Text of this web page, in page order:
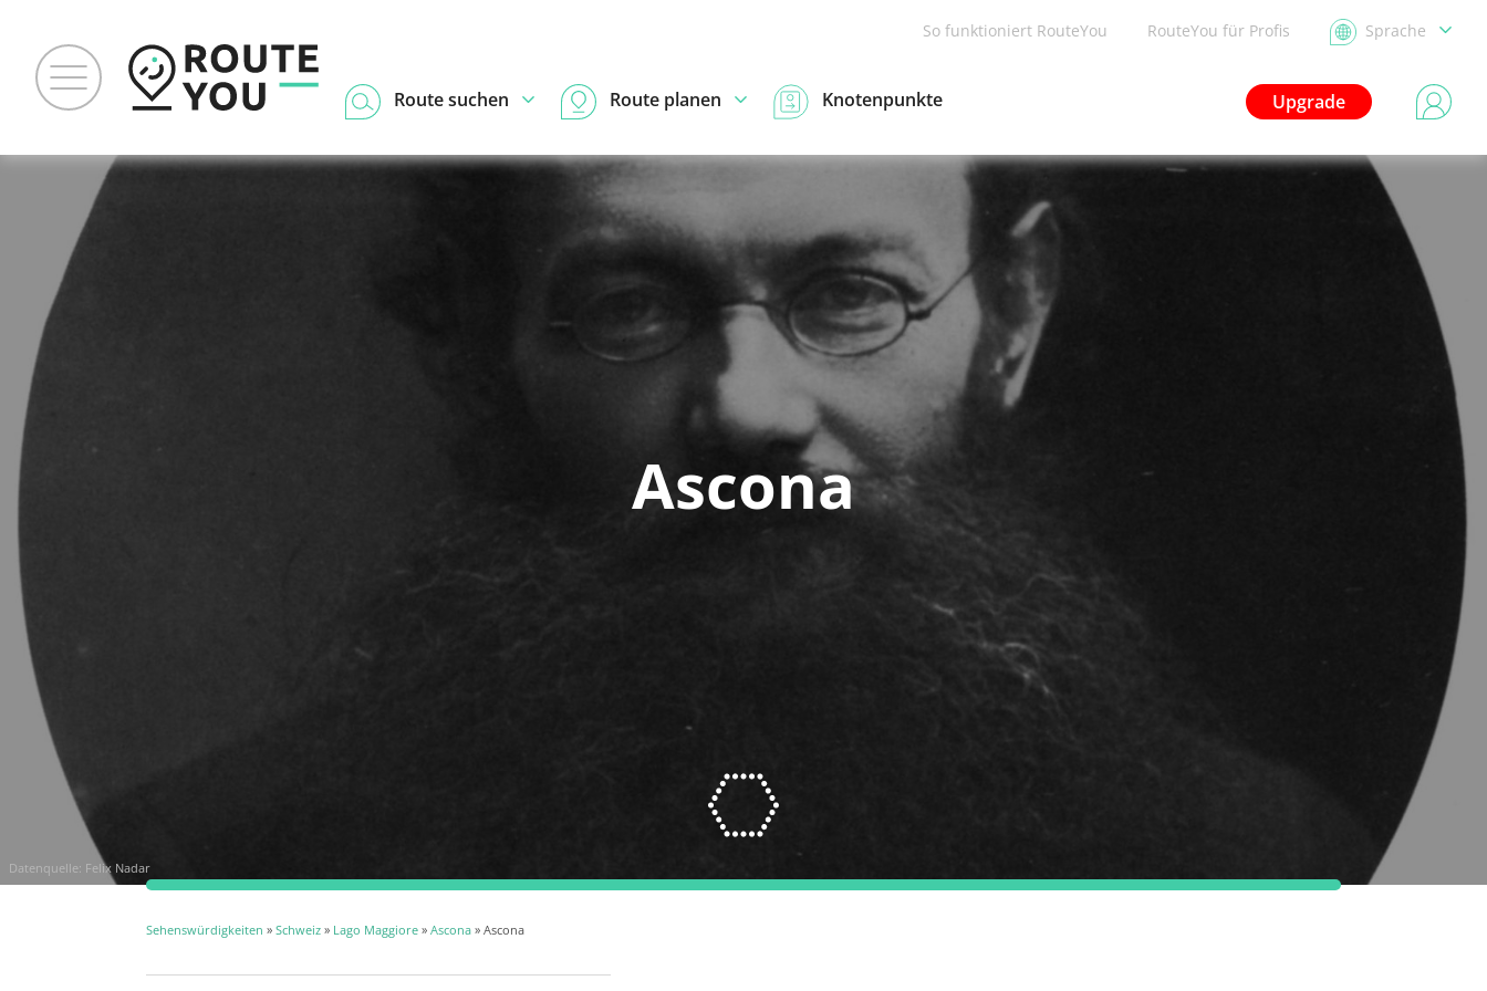
So funktioniert RouteYou RouteYou für Profis Sprache
Upgrade
Route suchen Route planen Knotenpunkte
Ascona
Datenquelle: Felix Nadar
Sehenswürdigkeiten » Schweiz » Lago Maggiore » Ascona » Ascona